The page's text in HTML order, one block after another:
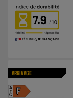
7.9
ARRIVAGE
F
A
G